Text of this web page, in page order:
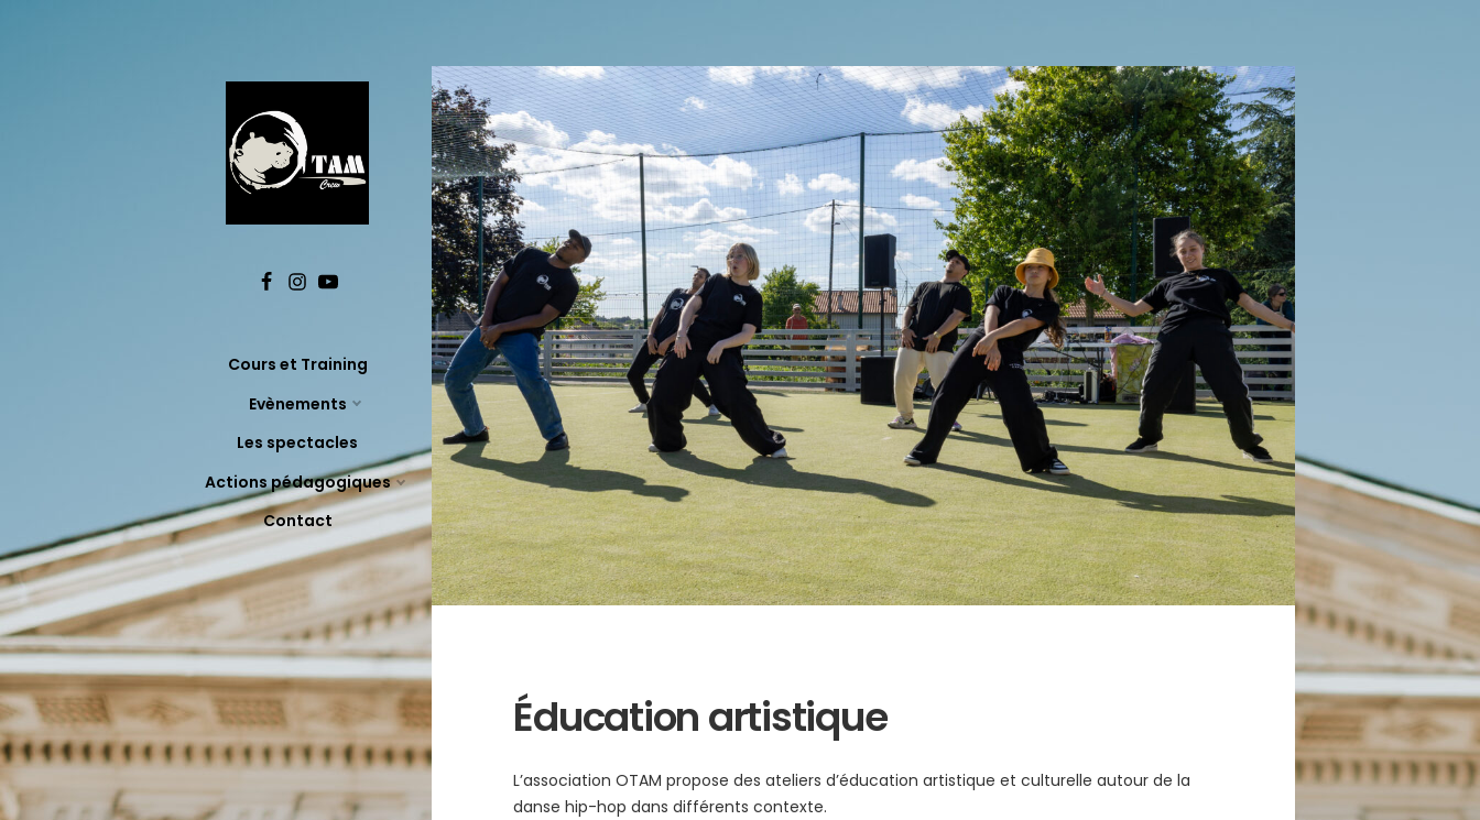
Cours et Training
Evènements
Les spectacles
Actions pédagogiques
Contact
Éducation artistique
L’association OTAM propose des ateliers d’éducation artistique et culturelle autour de la
danse hip-hop dans différents contexte.